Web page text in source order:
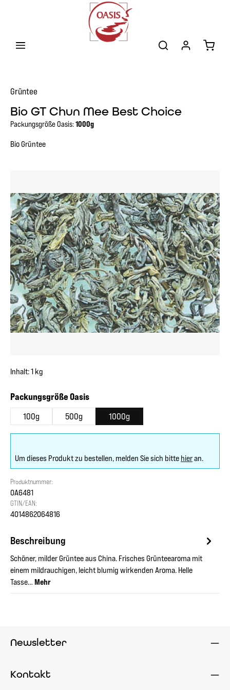
Grüntee
Bio GT Chun Mee Best Choice
Packungsgröße Oasis:1000g
Bio Grüntee
Inhalt:1 kg
Packungsgröße Oasisauswählen
100g 500g 1000g
Um dieses Produkt zu bestellen, melden Sie sich bitte hieran.
Produktnummer:
OA6481
GTIN/EAN:
4014862064816
Beschreibung
Schöner, milder Grüntee aus China. Frisches Grünteearoma mit
einem mildrauchigen, leicht blumig wirkenden Aroma. Helle
Tasse… Mehr
Newsletter
Kontakt